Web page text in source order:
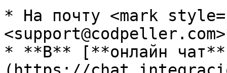
* На почту <mark
* **В** [**онлайн